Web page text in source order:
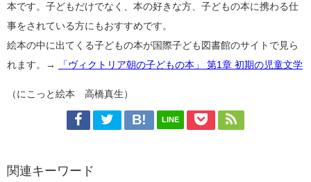
本です。子どもだけでなく、本の好きな方、子どもの本に携わる仕
事をされている方にもおすすめです。
絵本の中に出てくる子どもの本が国際子ども図書館のサイトで見ら
れます。→
「ヴィクトリア朝の子どもの本」 第1章 初期の児童文学
（にこっと絵本 高橋真生）
LINE
関連キーワード